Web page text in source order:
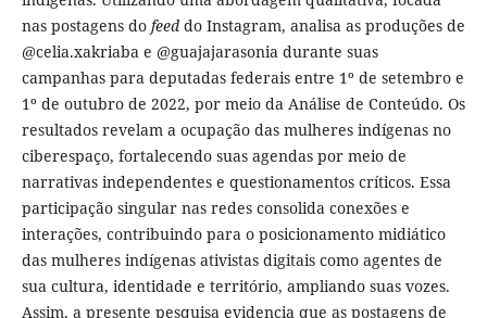
nas postagens do feeddo Instagram, analisa as produções de
@celia.xakriaba e @guajajarasonia durante suas
campanhas para deputadas federais entre 1º de setembro e
1º de outubro de 2022, por meio da Análise de Conteúdo. Os
resultados revelam a ocupação das mulheres indígenas no
ciberespaço, fortalecendo suas agendas por meio de
narrativas independentes e questionamentos críticos. Essa
participação singular nas redes consolida conexões e
interações, contribuindo para o posicionamento midiático
das mulheres indígenas ativistas digitais como agentes de
sua cultura, identidade e território, ampliando suas vozes.
Assim, a presente pesquisa evidencia que as postagens de